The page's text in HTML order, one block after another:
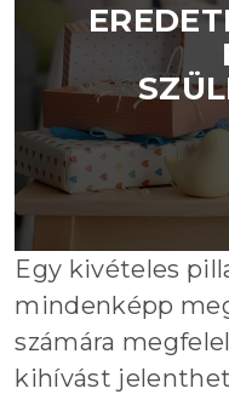
Egy kivételes
mindenképp
számára
kihívást